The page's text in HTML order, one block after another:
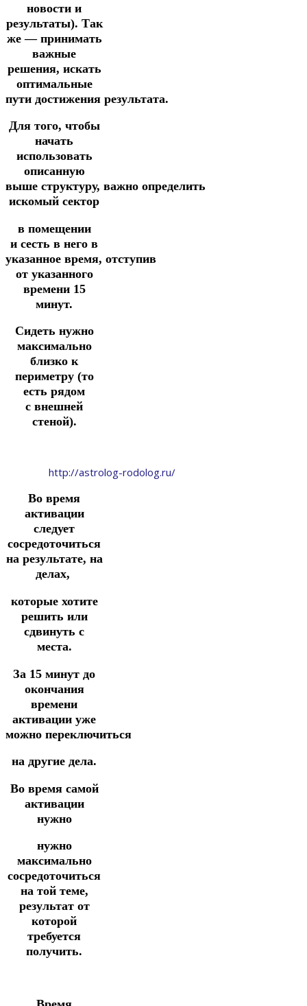
новости и
результаты). Так
же — принимать
важные
решения, искать
оптимальные
пути достижения результата.
Для того, чтобы
начать
использовать
описанную
выше структуру, важно определить
искомый сектор
в помещении
и сесть в него в
указанное время, отступив
от указанного
времени 15
минут.
Сидеть нужно
максимально
близко к
периметру (то
есть рядом
с внешней
стеной).
http://astrolog-rodolog.ru/
Во время
активации
следует
сосредоточиться
на результате, на
делах,
которые хотите
решить или
сдвинуть с
места.
За 15 минут до
окончания
времени
активации уже
можно переключиться
на другие дела.
Во время самой
активации
нужно
нужно
максимально
сосредоточиться
на той теме,
результат от
которой
требуется
получить.